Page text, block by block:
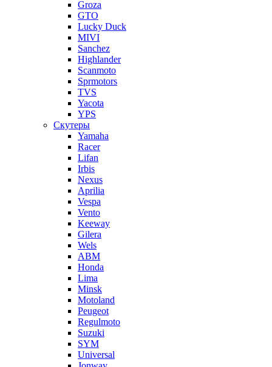
Groza
GTO
Lucky Duck
MIVI
Sanchez
Highlander
Scanmoto
Sprmotors
TVS
Yacota
YPS
Скутеры
Yamaha
Racer
Lifan
Irbis
Nexus
Aprilia
Vespa
Vento
Keeway
Gilera
Wels
ABM
Honda
Lima
Minsk
Motoland
Peugeot
Regulmoto
Suzuki
SYM
Universal